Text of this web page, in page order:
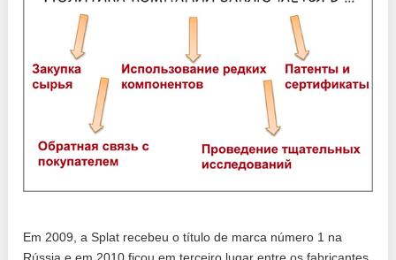
Em 2009, a Splat recebeu o título de marca número 1 na